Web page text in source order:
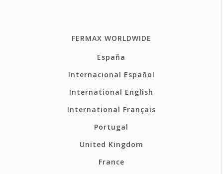
FERMAX WORLDWIDE
España
Internacional Español
International English
International Français
Portugal
United Kingdom
France